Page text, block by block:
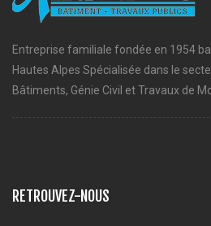
Entreprise familiale fondée en 1954
Hautes Alpes Spécialisée dans le
Bâtiments, Génie Civil et Travaux de
RETROUVEZ-NOUS